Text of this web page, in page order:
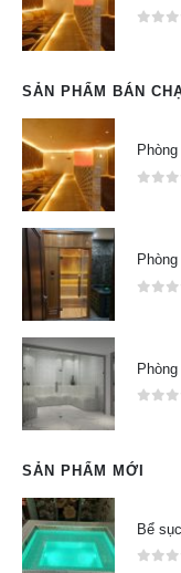
SẢN PHẨM BÁN
SẢN PHẨM MỚI
Bể